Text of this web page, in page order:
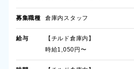
募集職種 倉庫内スタッフ
給与
【チルド倉庫内】
時給1,050円〜